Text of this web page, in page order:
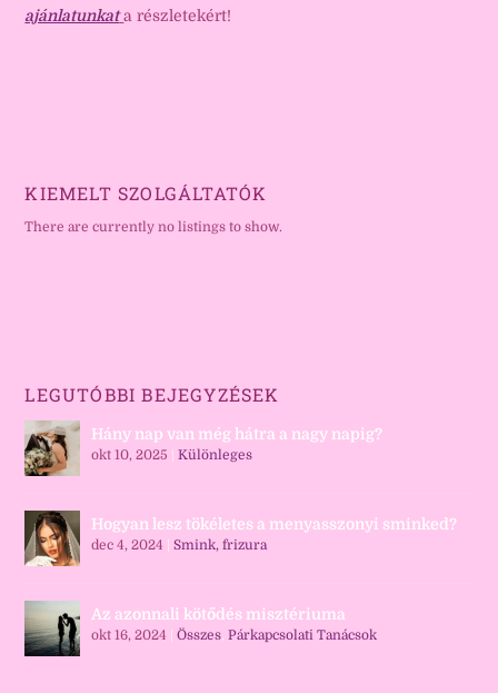
ajánlatunkat a részletekért!
KIEMELT SZOLGÁLTATÓK
There are currently no listings to show.
LEGUTÓBBI BEJEGYZÉSEK
Hány nap van még hátra a nagy napig?
okt 10, 2025 |Különleges
Hogyan lesz tökéletes a menyasszonyi sminked?
dec 4, 2024 |Smink, frizura
Az azonnali kötődés misztériuma
okt 16, 2024 |Összes ,Párkapcsolati Tanácsok